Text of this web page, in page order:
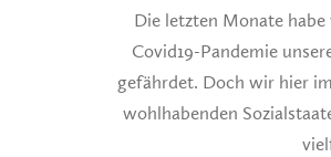
Die letzten Monate
Covid19-Pandemie
gefährdet. Doch wir hier
wohlhabenden